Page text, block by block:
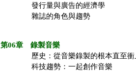
發行量與廣告的經濟學
雜誌的角色與趨勢
第06章 錄製音樂
歷史：從音樂錄製的根本直至衝
科技趨勢：一起創作音樂